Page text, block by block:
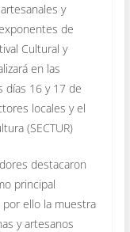
y
de
Cultural y
en las
días 16 y 17 de
locales y el
(SECTUR)
destacaron
principal
ello la muestra
y artesanos